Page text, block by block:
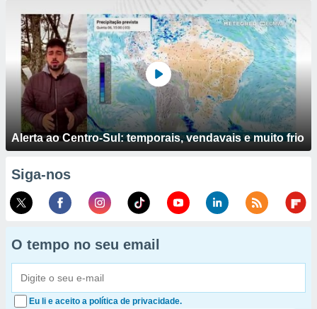
Alerta ao Centro-Sul: temporais, vendavais e muito frio
Siga-nos
O tempo no seu email
Eu li e aceito a política de privacidade.